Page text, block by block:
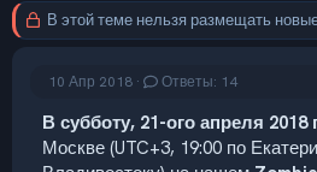
о
е
ы
ч
л
а
В этой теме нельзя размещать
10 Апр 2018 Ответы: 14
В субботу, 21-ого апреля 2018
Москве (UTC+3, 19:00 по